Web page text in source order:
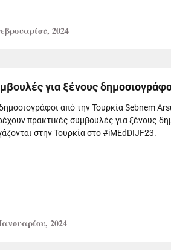
2024
για ξένους
από την Τουρκία Sebnem
πρακτικές συμβουλές για ξένους
στην Τουρκία στο #iMEdDIJF23.
2024